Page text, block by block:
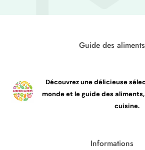
Guide des aliments
Découvrez une délicieuse
monde et le guide des
cuisine.
Informations